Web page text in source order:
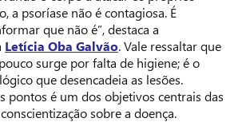
a psoríase não é contagiosa. É
que não é”, destaca a
Letícia Oba Galvão. Vale ressaltar que
surge por falta de higiene; é o
que desencadeia as lesões.
pontos é um dos objetivos centrais das
sobre a doença.